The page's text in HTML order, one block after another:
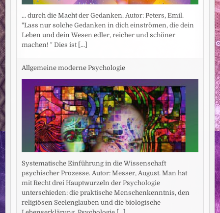
... durch die Macht der Gedanken. Autor: Peters, Emil.
"Lass nur solche Gedanken in dich einströmen, die dein
Leben und dein Wesen edler, reicher und schöner
machen! " Dies ist [...]
Allgemeine moderne Psychologie
Systematische Einführung in die Wissenschaft
psychischer Prozesse. Autor: Messer, August. Man hat
mit Recht drei Hauptwurzeln der Psychologie
unterschieden: die praktische Menschenkenntnis, den
religiösen Seelenglauben und die biologische